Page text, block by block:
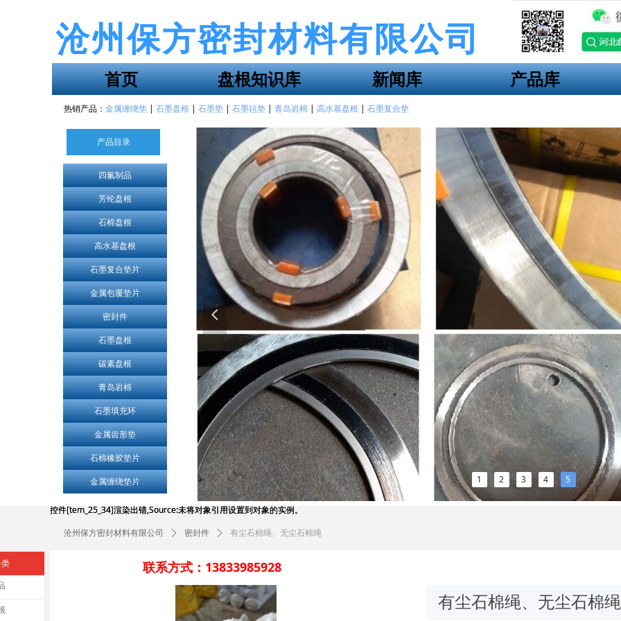
首页 盘根知识库 新闻库 产品库
沧州保方密封材料有限公司
产品目录
1 2 3 4 5
넳
四氟制品
芳纶盘根
石棉盘根
高水基盘根
石墨复合垫片
金属包覆垫片
密封件
石墨盘根
碳素盘根
青岛岩棉
石墨填充环
金属齿形垫
石棉橡胶垫片
金属缠绕垫片
热销产品： 金属缠绕垫 | 石墨盘根 | 石墨垫 | 石墨毡垫 | 青岛岩棉 | 高水基盘根 | 石墨复合垫
控件[tem_25_34]渲染出错,Source:未将对象引用设置到对象的实例。
沧州保方密封材料有限公司 ꄲ 密封件 ꄲ 有尘石棉绳、无尘石棉绳
有尘石棉绳、无尘石棉绳
联系方式：13833985928
控件[tem_25_34]渲染出错,Source:未将对象引用设置到对象的实例。